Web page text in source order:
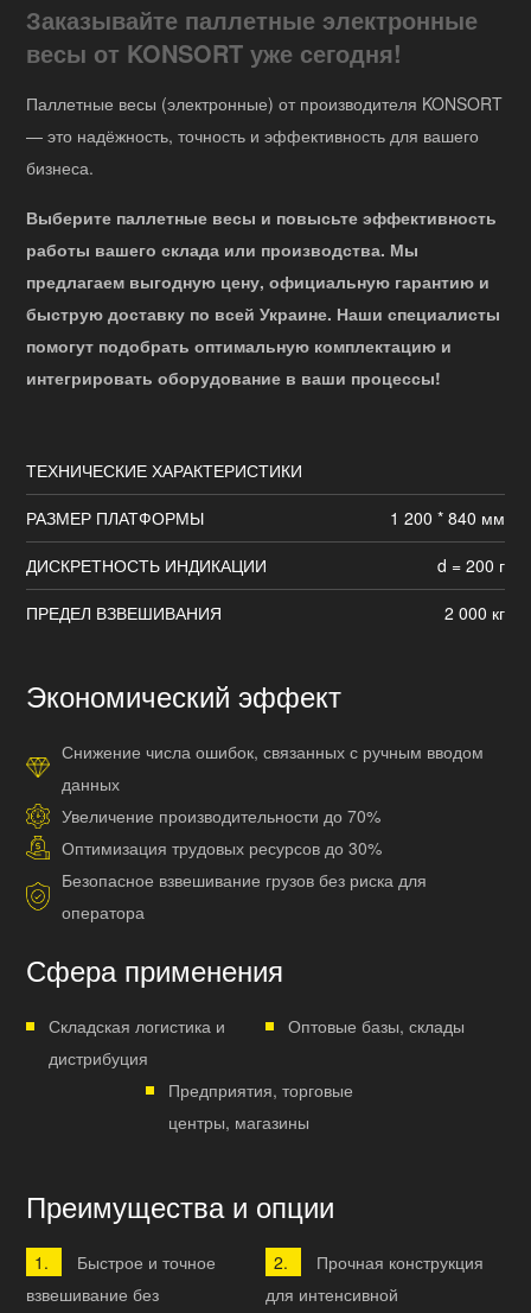
Заказывайте паллетные электронные
весы от KONSORT уже сегодня!
Паллетные весы (электронные) от производителя KONSORT
— это надёжность, точность и эффективность для вашего
бизнеса.
Выберите паллетные весы и повысьте эффективность
работы вашего склада или производства. Мы
предлагаем выгодную цену, официальную гарантию и
быструю доставку по всей Украине. Наши специалисты
помогут подобрать оптимальную комплектацию и
интегрировать оборудование в ваши процессы!
ТЕХНИЧЕСКИЕ ХАРАКТЕРИСТИКИ
РАЗМЕР ПЛАТФОРМЫ
1 200 * 840 мм
ДИСКРЕТНОСТЬ ИНДИКАЦИИ
d = 200 г
ПРЕДЕЛ ВЗВЕШИВАНИЯ
2 000 кг
Экономический эффект
Снижение числа ошибок, связанных с ручным вводом
данных
Увеличение производительности до 70%
Оптимизация трудовых ресурсов до 30%
Безопасное взвешивание грузов без риска для
оператора
Сфера применения
Складская логистика и
дистрибуция
Оптовые базы, склады
Предприятия, торговые
центры, магазины
Преимущества и опции
Быстрое и точное
взвешивание без
Прочная конструкция
для интенсивной